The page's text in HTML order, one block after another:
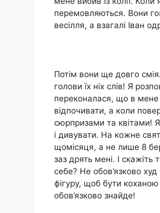
перемовляються. Вони
весілля, а взагалі Іван
Потім вони ще довго
голови їх ніх слів! Я
переконалася, що в мене
відпочивати, а коли
сюрпризами та квітами!
і дивувати. На кожне
щомісяця, а не лише 8
заз дрять мені. І
себе? Не обов’язково
фігуру, щоб бути
обов’язково знайде!